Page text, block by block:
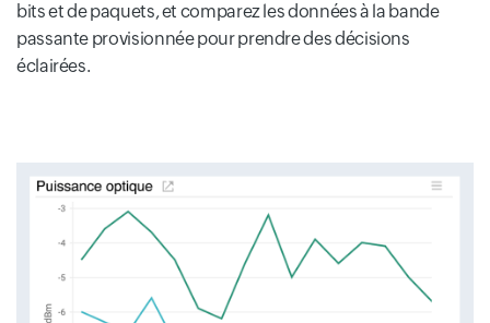
bits et de paquets, et comparez les données à la bande
passante provisionnée pour prendre des décisions
éclairées.